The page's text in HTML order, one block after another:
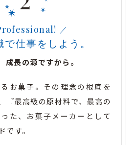
で仕事をしよう。
成長の源ですから。
お菓子。 その理念の根底を
『最高級の原材料で、最高の
た、 お菓子メーカーとして
です。